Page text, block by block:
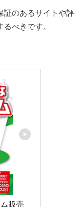
証のあるサイトや評
べきです。
販売